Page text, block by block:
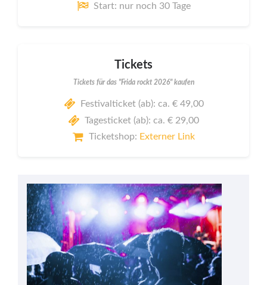
Start: nur noch 30 Tage
Tickets
Tickets für das "Frida rockt 2026" kaufen
Festivalticket (ab): ca. € 49,00
Tagesticket (ab): ca. € 29,00
Ticketshop: Externer Link